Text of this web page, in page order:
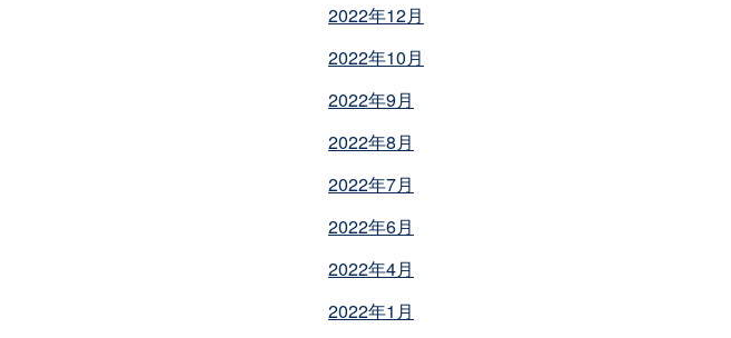
2022年12月
2022年10月
2022年9月
2022年8月
2022年7月
2022年6月
2022年4月
2022年1月